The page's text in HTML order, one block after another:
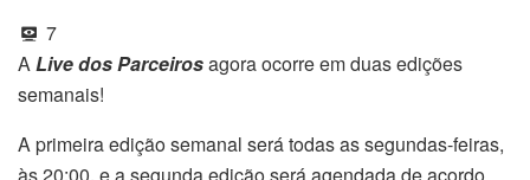
7
ALive dos Parceirosagora ocorre em duas edições
semanais!
A primeira edição semanal será todas as segundas-feiras,